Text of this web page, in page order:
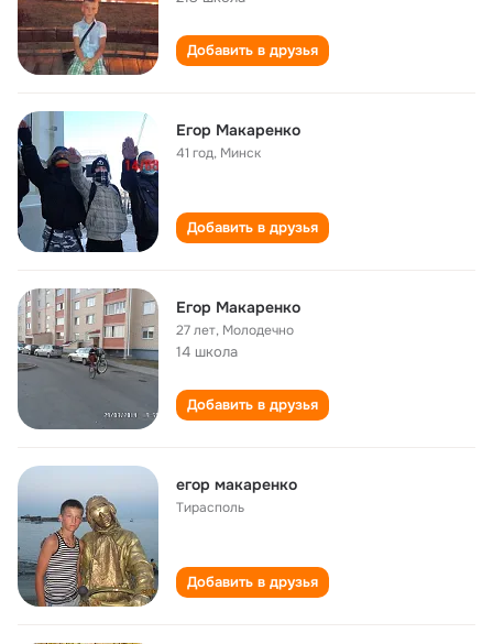
Добавить в друзья
Егор Макаренко
41 год, Минск
Добавить в друзья
Егор Макаренко
27 лет, Молодечно
14 школа
Добавить в друзья
егор макаренко
Тирасполь
Добавить в друзья